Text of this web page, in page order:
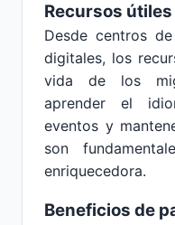
Recursos
Desde centros
digitales, los
vida de los
aprender el
eventos y
son
enriquecedora.
Beneficios de